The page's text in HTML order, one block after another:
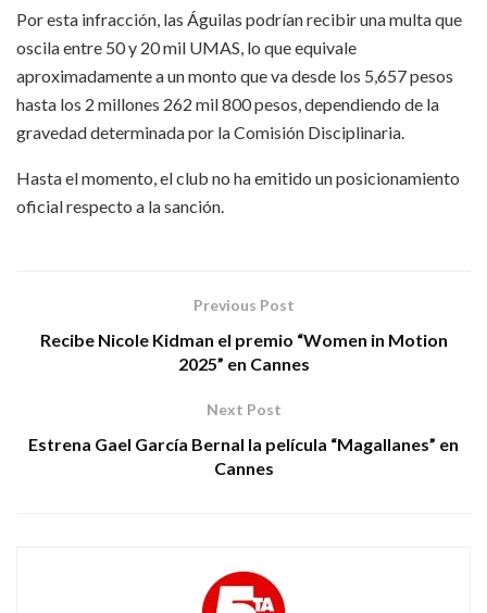
Por esta infracción, las Águilas podrían recibir una multa que
oscila entre 50 y 20 mil UMAS, lo que equivale
aproximadamente a un monto que va desde los 5,657 pesos
hasta los 2 millones 262 mil 800 pesos, dependiendo de la
gravedad determinada por la Comisión Disciplinaria.
Hasta el momento, el club no ha emitido un posicionamiento
oficial respecto a la sanción.
Previous Post
Recibe Nicole Kidman el premio “Women in Motion
2025” en Cannes
Next Post
Estrena Gael García Bernal la película “Magallanes” en
Cannes